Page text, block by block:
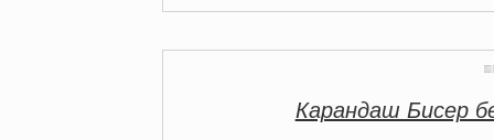
Карандаш Бисер